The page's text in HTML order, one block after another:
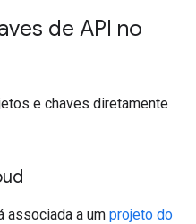
de API no
e chaves diretamente
associada a um projeto do